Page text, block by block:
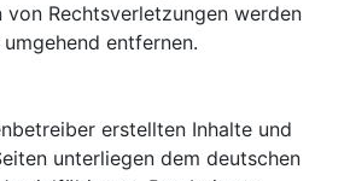
von Rechtsverletzungen werden
entfernen.
erstellten Inhalte und
unterliegen dem deutschen